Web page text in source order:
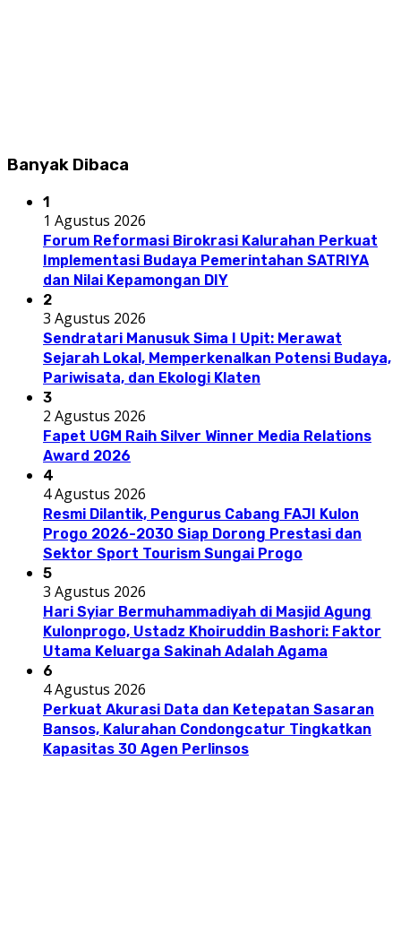
Banyak Dibaca
1
1 Agustus 2026
Forum Reformasi Birokrasi Kalurahan Perkuat
Implementasi Budaya Pemerintahan SATRIYA
dan Nilai Kepamongan DIY
2
3 Agustus 2026
Sendratari Manusuk Sima I Upit: Merawat
Sejarah Lokal, Memperkenalkan Potensi Budaya,
Pariwisata, dan Ekologi Klaten
3
2 Agustus 2026
Fapet UGM Raih Silver Winner Media Relations
Award 2026
4
4 Agustus 2026
Resmi Dilantik, Pengurus Cabang FAJI Kulon
Progo 2026-2030 Siap Dorong Prestasi dan
Sektor Sport Tourism Sungai Progo
5
3 Agustus 2026
Hari Syiar Bermuhammadiyah di Masjid Agung
Kulonprogo, Ustadz Khoiruddin Bashori: Faktor
Utama Keluarga Sakinah Adalah Agama
6
4 Agustus 2026
Perkuat Akurasi Data dan Ketepatan Sasaran
Bansos, Kalurahan Condongcatur Tingkatkan
Kapasitas 30 Agen Perlinsos